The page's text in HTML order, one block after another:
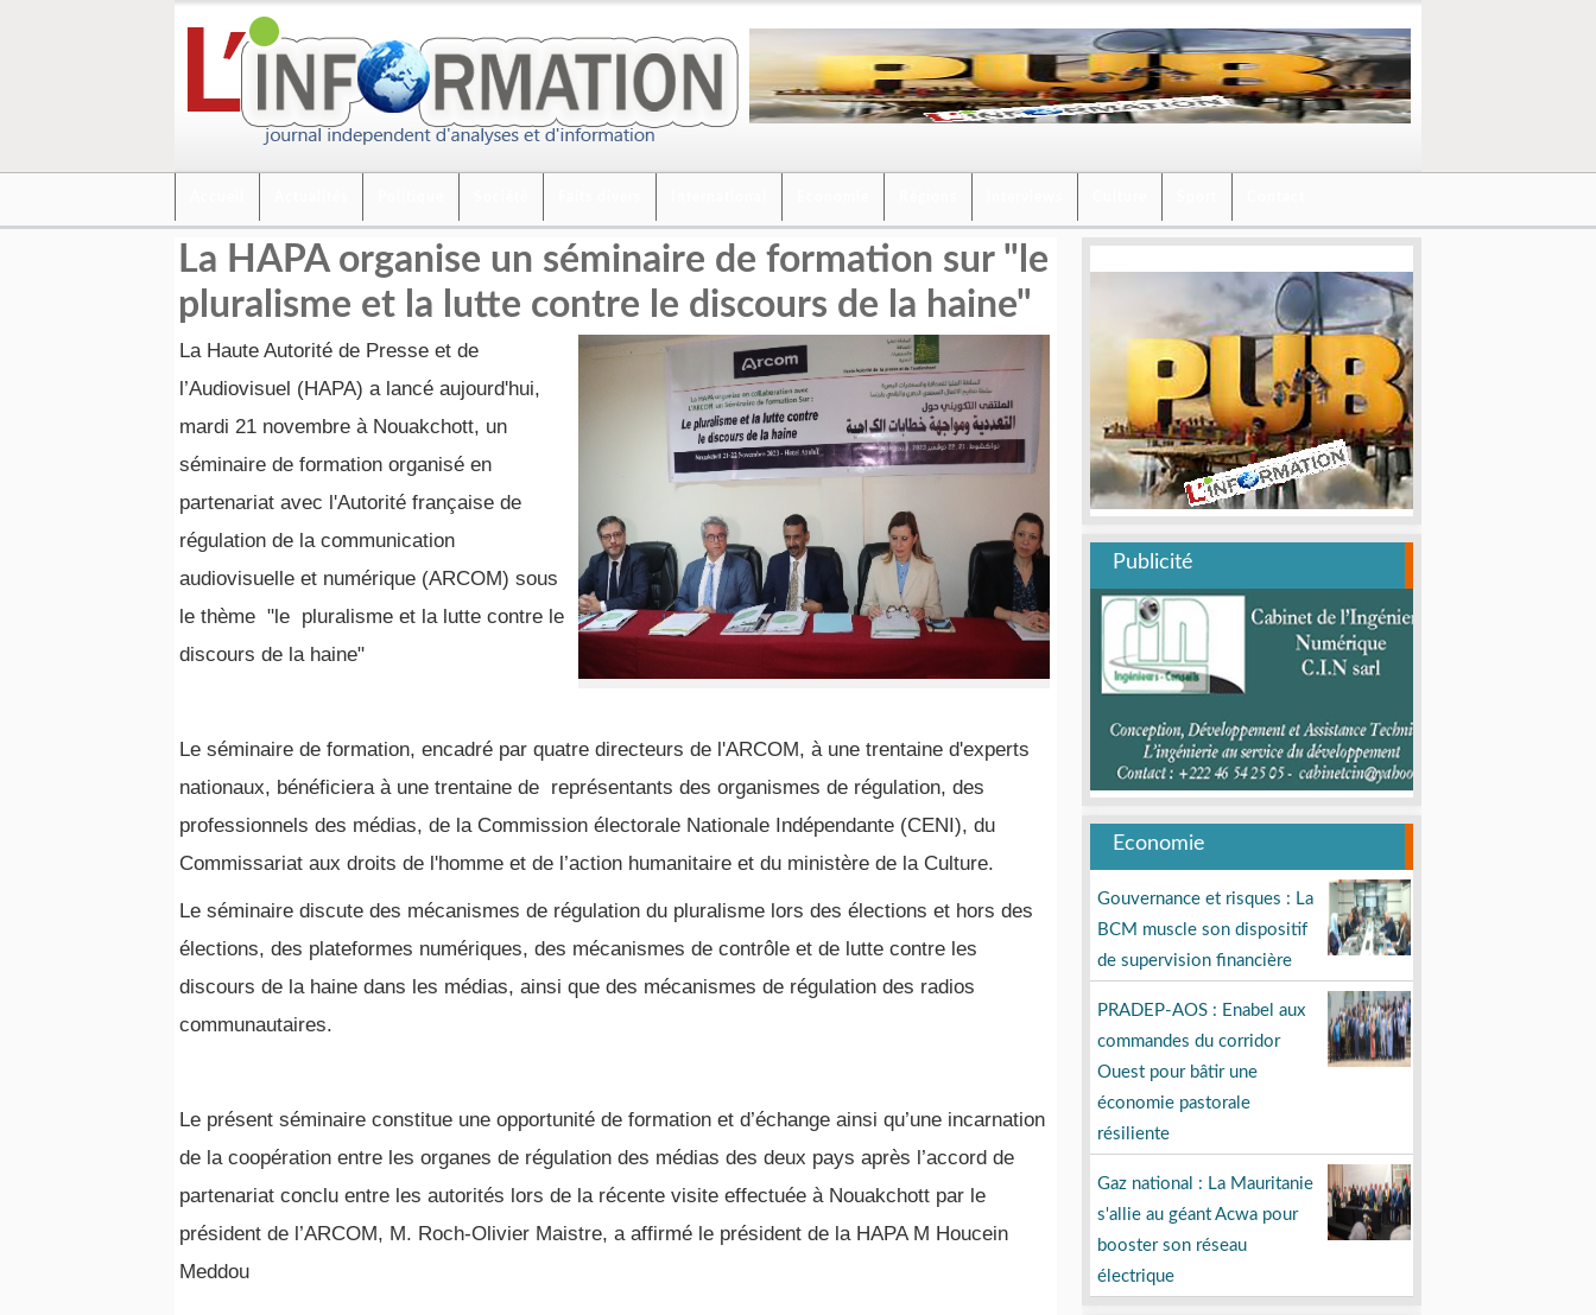
Publicité
Economie
Gouvernance et risques : La
BCM muscle son dispositif
de supervision financière
PRADEP-AOS : Enabel aux
commandes du corridor
Ouest pour bâtir une
économie pastorale
résiliente
Gaz national : La Mauritanie
s'allie au géant Acwa pour
booster son réseau
électrique
La HAPA organise un séminaire de formation sur "le
pluralisme et la lutte contre le discours de la haine"
La Haute Autorité de Presse et de
l’Audiovisuel (HAPA) a lancé aujourd'hui,
mardi 21 novembre à Nouakchott, un
séminaire de formation organisé en
partenariat avec l'Autorité française de
régulation de la communication
audiovisuelle et numérique (ARCOM) sous
le thème "le pluralisme et la lutte contre le
discours de la haine"
Le séminaire de formation, encadré par quatre directeurs de l'ARCOM, à une trentaine d'experts
nationaux, bénéficiera à une trentaine de représentants des organismes de régulation, des
professionnels des médias, de la Commission électorale Nationale Indépendante (CENI), du
Commissariat aux droits de l'homme et de l’action humanitaire et du ministère de la Culture.
Le séminaire discute des mécanismes de régulation du pluralisme lors des élections et hors des
élections, des plateformes numériques, des mécanismes de contrôle et de lutte contre les
discours de la haine dans les médias, ainsi que des mécanismes de régulation des radios
communautaires.
Le présent séminaire constitue une opportunité de formation et d’échange ainsi qu’une incarnation
de la coopération entre les organes de régulation des médias des deux pays après l’accord de
partenariat conclu entre les autorités lors de la récente visite effectuée à Nouakchott par le
président de l’ARCOM, M. Roch-Olivier Maistre, a affirmé le président de la HAPA M Houcein
Meddou